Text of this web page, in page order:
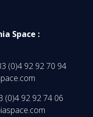
Space :
92 92 70 94
92 92 74 06